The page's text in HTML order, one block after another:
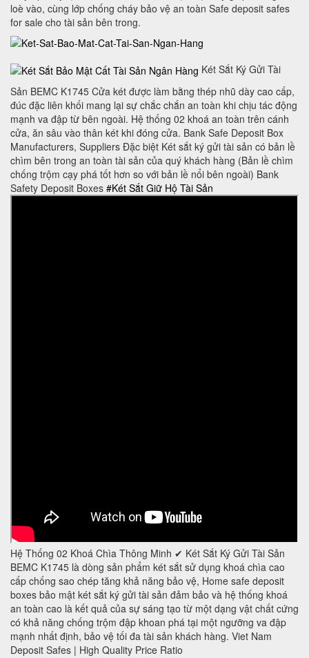
loè vào, cùng lớp chống cháy bảo vệ an toàn Safe deposit safes
for sale cho tài sản bên trong.
Két Sắt Ký Gửi Tài
Sản BEMC K1745 Cửa két được làm bằng thép nhũ dày cao cấp,
đúc đặc liên khối mang lại sự chắc chắn an toàn khi chịu tác động
mạnh va đập từ bên ngoài. Hệ thống 02 khoá an toàn trên cánh
cửa, ăn sâu vào thân két khi đóng cửa. Bank Safe Deposit Box
Manufacturers, Suppliers Đặc biệt Két sắt ký gửi tài sản có bản lề
chìm bên trong an toàn tài sản của quý khách hàng (Bản lề chìm
chống trộm cạy phá tốt hơn so với bản lề nổi bên ngoài) Bank
Safety Deposit Boxes #Két Sắt Giữ Hộ Tài Sản
Hệ Thống 02 Khoá Chìa Thông Minh ✔ Két Sắt Ký Gửi Tài Sản
BEMC K1745 là dòng sản phẩm két sắt sử dụng khoá chìa cao
cấp chống sao chép tăng khả năng bảo vệ, Home safe deposit
boxes bảo mật két sắt ký gửi tài sản đảm bảo và hệ thống khoá
an toàn cao là kết quả của sự sáng tạo từ một dạng vật chất cứng
có khả năng chống trộm đập khoan phá tại một ngưỡng va đập
mạnh nhất định, bảo vệ tối đa tài sản khách hàng. Viet Nam
Deposit Safes | High Quality Price Ratio